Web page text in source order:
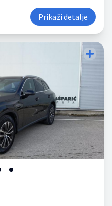
Dodajte vozilo za
Prikaži detalje